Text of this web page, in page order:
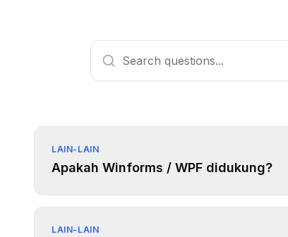
LAIN-LAIN
Apakah Winforms / WPF didukung?
LAIN-LAIN